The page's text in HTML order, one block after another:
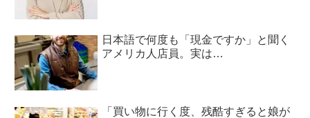
日本語で何度も「現金ですか」と聞く
アメリカ人店員。実は…
「買い物に行く度、残酷すぎると娘が